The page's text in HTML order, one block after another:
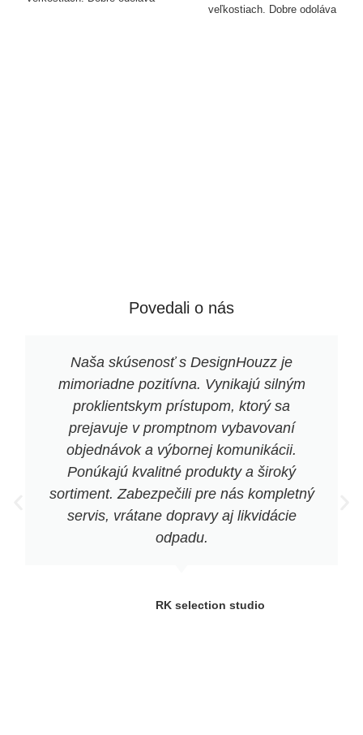
veľkostiach. Dobre odoláva
Povedali o nás
Naša skúsenosť s DesignHouzz je
mimoriadne pozitívna. Vynikajú silným
proklientskym prístupom, ktorý sa
prejavuje v promptnom vybavovaní
objednávok a výbornej komunikácii.
Ponúkajú kvalitné produkty a široký
sortiment. Zabezpečili pre nás kompletný
servis, vrátane dopravy aj likvidácie
odpadu.
RK selection studio